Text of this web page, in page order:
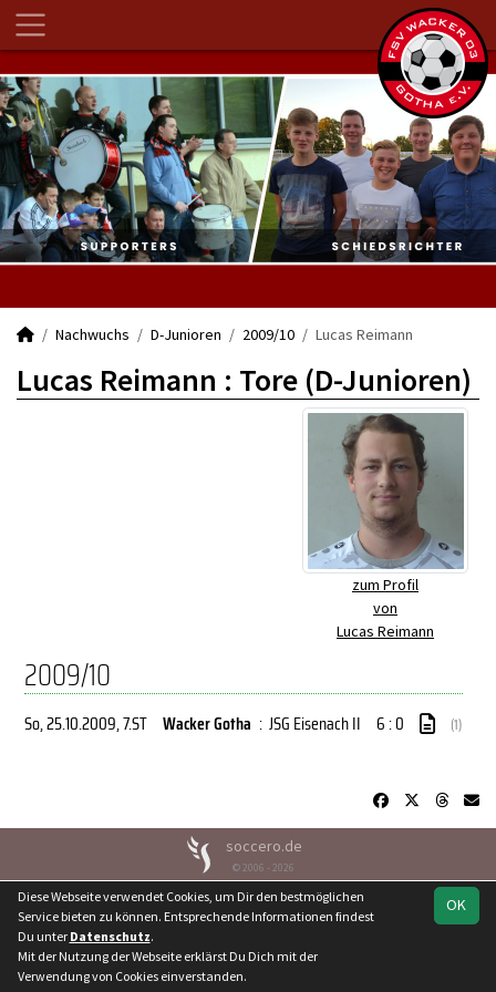
Nachwuchs D-Junioren 2009/10 Lucas Reimann
Lucas Reimann : Tore (D-Junioren)
zum Profil
von
Lucas Reimann
2009/10
So, 25.10.2009, 7.ST Wacker Gotha : JSG Eisenach II 6 : 0 (1)
soccero.de
© 2006 - 2026
Besucherstatistik Kontakt Geburtstage
Impressum
Datenschutz
OK
Diese Webseite verwendet Cookies, um Dir den bestmöglichen
Service bieten zu können. Entsprechende Informationen findest
Du unter Datenschutz.
Mit der Nutzung der Webseite erklärst Du Dich mit der
Verwendung von Cookies einverstanden.